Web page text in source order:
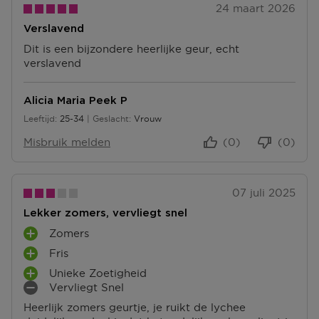
24 maart 2026
Verslavend
Dit is een bijzondere heerlijke geur, echt
verslavend
Alicia Maria Peek P
Leeftijd
25 tot 3425-34 Geslacht Vrouw
Misbruik melden (0)
(0)
07 juli 2025
Lekker zomers, vervliegt snel
Heerlijk zomers geurtje, je ruikt de lychee
P
L
U
S
P
U
Zomers
P
L
U
S
P
Fris
P
L
U
Unieke Zoetigheid
M
I
Vervliegt Snel